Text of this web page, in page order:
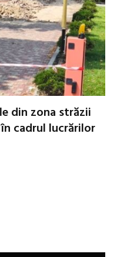
din zona străzii
cadrul lucrărilor